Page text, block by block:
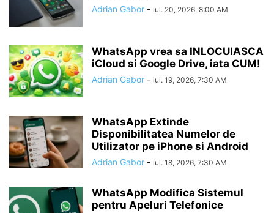
Adrian Gabor - iul. 20, 2026, 8:00 AM
WhatsApp vrea sa INLOCUIASCA
iCloud si Google Drive, iata CUM!
Adrian Gabor - iul. 19, 2026, 7:30 AM
WhatsApp Extinde
Disponibilitatea Numelor de
Utilizator pe iPhone si Android
Adrian Gabor - iul. 18, 2026, 7:30 AM
WhatsApp Modifica Sistemul
pentru Apeluri Telefonice